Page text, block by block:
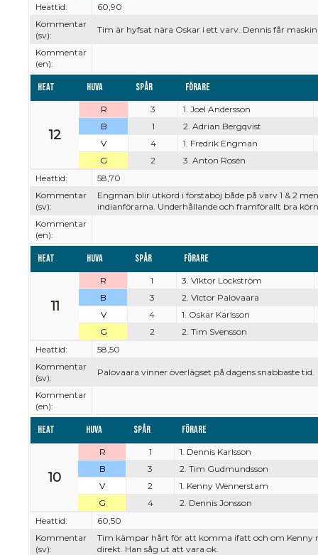
Heattid:
60,90
Kommentar
(sv):
Tim är hyfsat nära Oskar i ett varv. Dennis får
Kommentar
(en):
Heat Huva Spår Förare
12
R 3
1. Joel Andersson
B
1
2. Adrian Bergqvist
V
4
1. Fredrik Engman
G
2
3. Anton Rosén
Heattid:
58,70
Kommentar
(sv):
Engman blir utkörd i förstaböj både på varv 1 & 2
indianförarna. Underhållande och framförallt bra
Kommentar
(en):
Heat Huva Spår Förare
11
R 1
3. Viktor Lockström
B
3
2. Victor Palovaara
V
4
1. Oskar Karlsson
G
2
2. Tim Svensson
Heattid:
58,50
Kommentar
(sv):
Palovaara vinner överlägset på dagens snabbaste tid.
Kommentar
(en):
Heat Huva Spår Förare
10
R 1
1. Dennis Karlsson
B
3
2. Tim Gudmundsson
V
2
1. Kenny Wennerstam
G
4
2. Dennis Jonsson
Heattid:
60,50
Kommentar
(sv):
Tim kämpar hårt för att komma ifatt och om Kenny
direkt. Han såg ut att vara ok.